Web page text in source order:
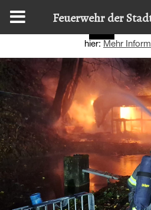
Diese Website nutzt Cookies, um
hier: Mehr
Feuerwehr der